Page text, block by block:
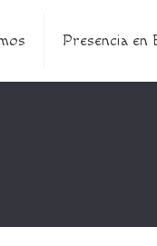
Presencia en